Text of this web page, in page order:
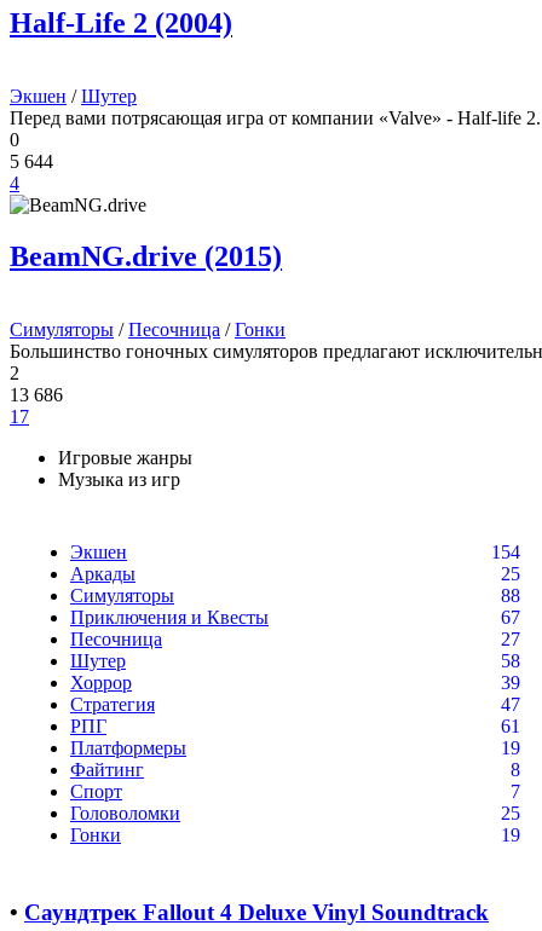
Half-Life 2 (2004)
Экшен /Шутер
Перед вами потрясающая игра от компании «Valve» - Half-life
0
5 644
4
BeamNG.drive (2015)
Симуляторы /Песочница /Гонки
Большинство гоночных симуляторов предлагают
2
13 686
17
Игровые жанры
Музыка из игр
Экшен
154
Аркады
25
Симуляторы
88
Приключения и Квесты
67
Песочница
27
Шутер
58
Хоррор
39
Стратегия
47
РПГ
61
Платформеры
19
Файтинг
8
Спорт
7
Головоломки
25
Гонки
19
• Саундтрек Fallout 4 Deluxe Vinyl Soundtrack